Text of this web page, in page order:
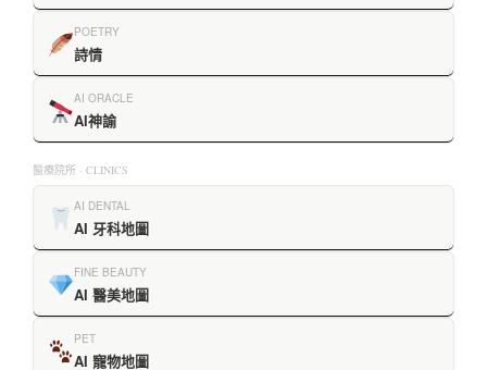
POETRY
詩情
AI ORACLE
AI神諭
醫療院所 · CLINICS
AI DENTAL
AI 牙科地圖
FINE BEAUTY
AI 醫美地圖
PET
AI 寵物地圖